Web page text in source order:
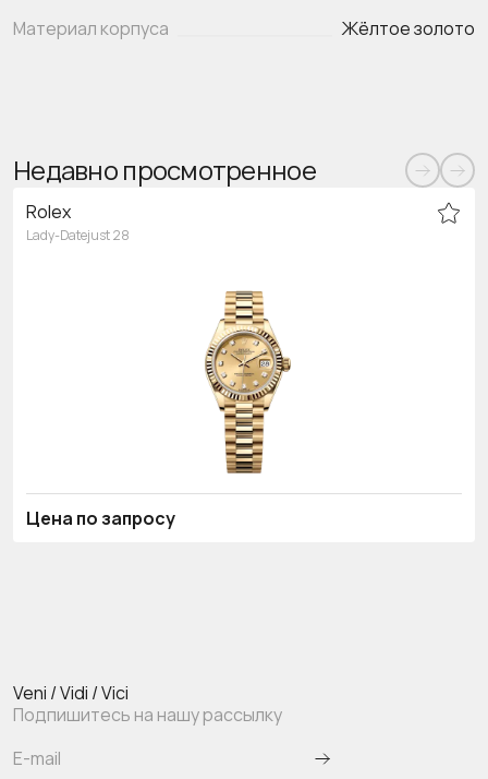
Материал корпуса
Жёлтое золото
Недавно просмотренное
Rolex
Lady-Datejust 28
Цена по запросу
Veni / Vidi / Vici
Подпишитесь на нашу рассылку